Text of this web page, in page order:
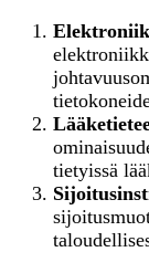
tietyissä